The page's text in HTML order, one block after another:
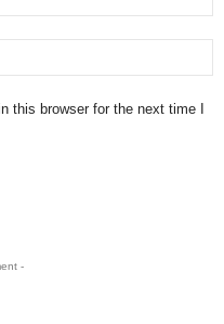
this browser for the next time I
-